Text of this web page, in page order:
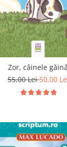
Zor, câinele găină
55,00 Lei50,00